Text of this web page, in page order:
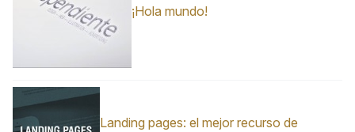
¡Hola mundo!
Landing pages: el mejor recurso de